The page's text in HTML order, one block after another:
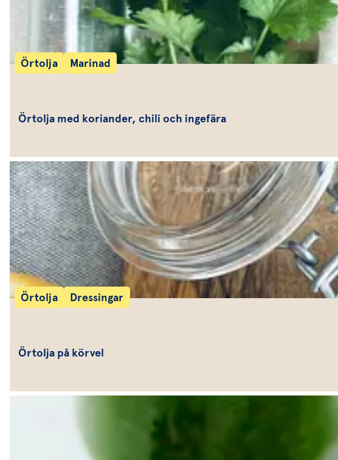
Örtolja Marinad
Örtolja med koriander, chili och ingefära
Örtolja Dressingar
Örtolja på körvel